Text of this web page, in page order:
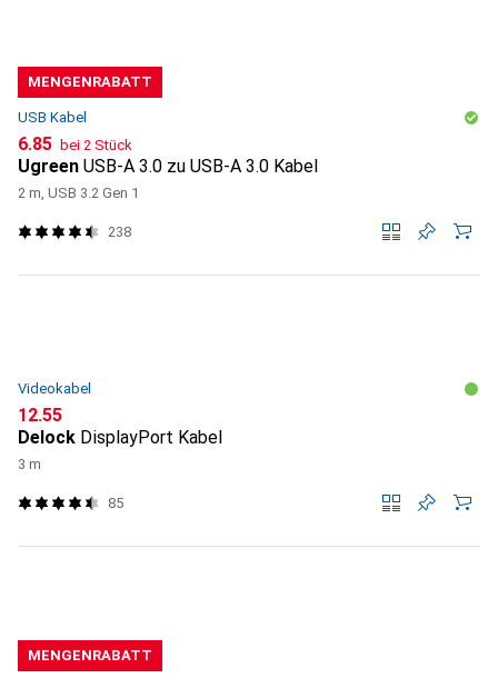
MENGENRABATT
USB Kabel
CHF
6.85 bei 2 Stück
Ugreen USB-A 3.0 zu USB-A 3.0 Kabel
2 m, USB 3.2 Gen 1
238
Videokabel
CHF
12.55
Delock DisplayPort Kabel
3 m
85
MENGENRABATT